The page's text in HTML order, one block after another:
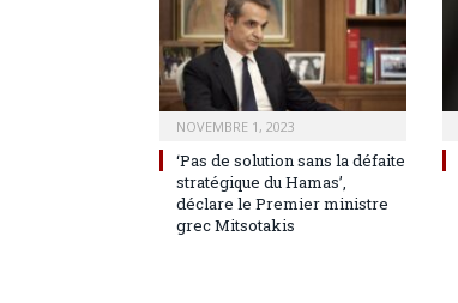
NOVEMBRE 1, 2023
‘Pas de solution sans la défaite
stratégique du Hamas’,
déclare le Premier ministre
grec Mitsotakis